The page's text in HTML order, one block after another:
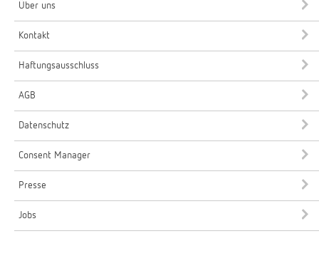
Über uns
Kontakt
Haftungsausschluss
AGB
Datenschutz
Consent Manager
Presse
Jobs